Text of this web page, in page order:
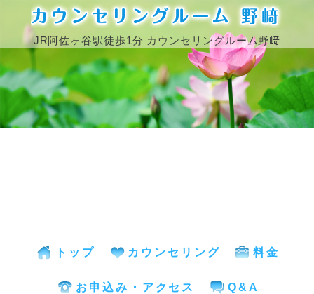
JR阿佐ヶ谷駅徒歩1分 カウンセリングルーム野﨑
トップ カウンセリング 料金
お申込み・アクセス Q&A